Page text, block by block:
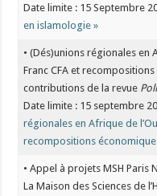
Date limite : 15 Septembre
en islamologie »
• (Dés)unions régionales en
Franc CFA et
contributions de la revue
Date limite : 15 septembre
régionales en Afrique de
recompositions
• Appel à projets MSH Paris
La Maison des Sciences de